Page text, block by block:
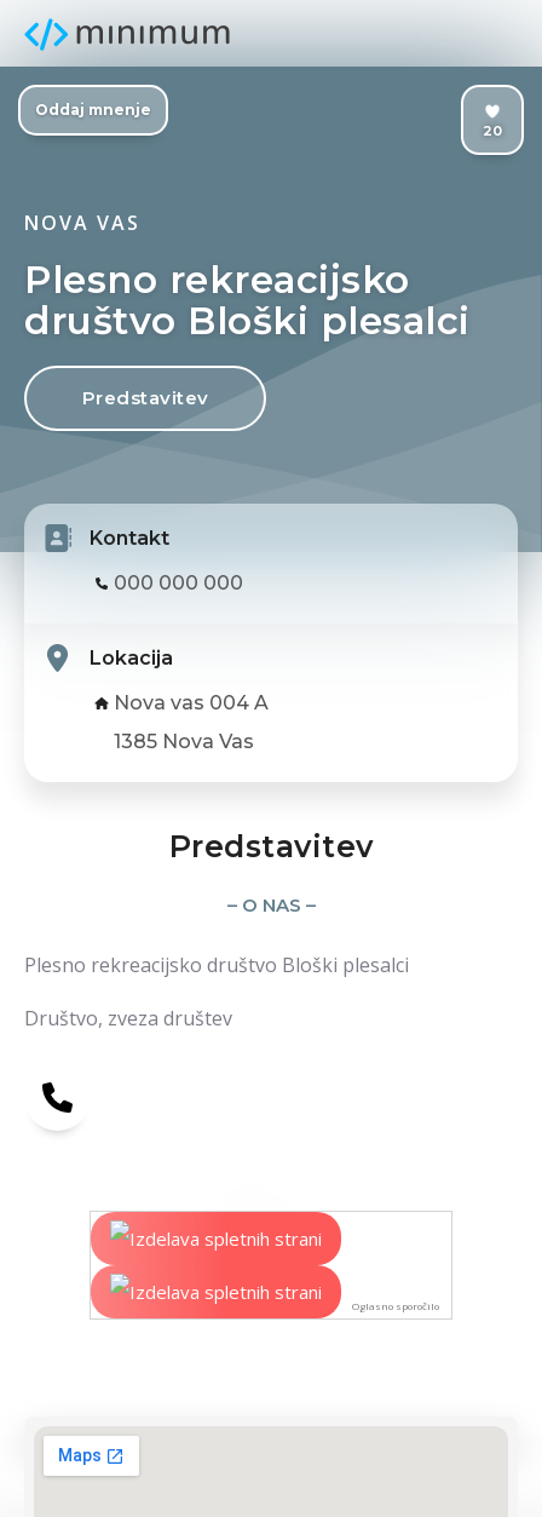
20
Oddaj mnenje
NOVA VAS
Plesno rekreacijsko
društvo Bloški plesalci
Predstavitev
Kontakt
000 000 000
Lokacija
Nova vas 004 A
1385 Nova Vas
Predstavitev
– O NAS –
Plesno rekreacijsko društvo Bloški plesalci
Društvo, zveza društev
Oglasno sporočilo